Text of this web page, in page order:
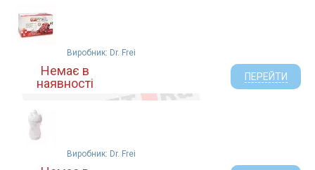
Виробник: Dr. Frei
Немає в
наявності
ПЕРЕЙТИ
Виробник: Dr. Frei